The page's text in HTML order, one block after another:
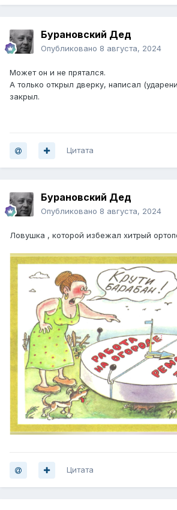
Бурановский Дед
Опубликовано 8 августа, 2024
Может он и не прятался.
А только открыл дверку, написал
закрыл.
Цитата
Бурановский Дед
Опубликовано 8 августа, 2024
Ловушка , которой избежал хитрый
Цитата